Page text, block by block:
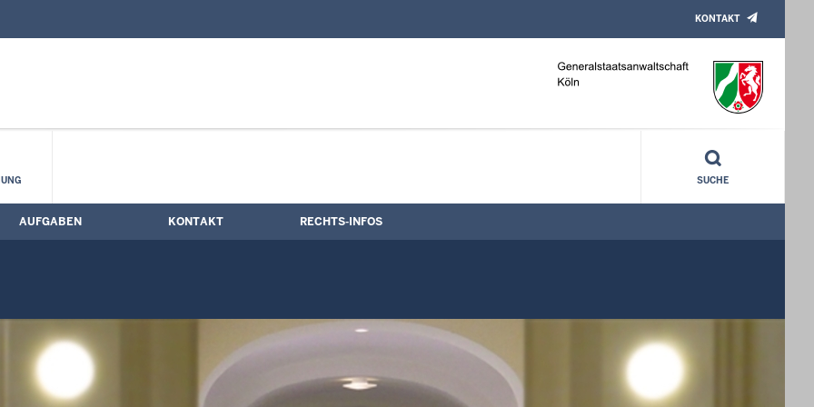
und Stellen
Kontaktformular
KONTAKT
SUCHE
AUFGABEN KONTAKT RECHTS-INFOS